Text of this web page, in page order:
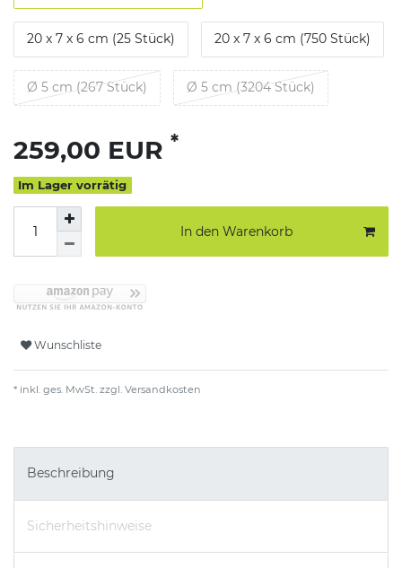
20 x 7 x 6 cm (25 Stück) 20 x 7 x 6 cm (750 Stück)
Ø 5 cm (267 Stück) Ø 5 cm (3204 Stück)
259,00 EUR *
Im Lager vorrätig
In den Warenkorb
Wunschliste
* inkl. ges. MwSt. zzgl. Versandkosten
Beschreibung
Sicherheitshinweise